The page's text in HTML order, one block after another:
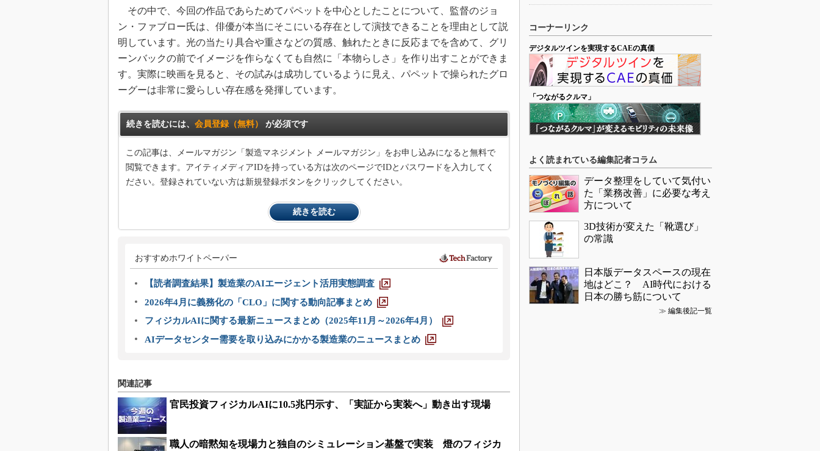
その中で、今回の作品であらためてパペットを中心としたことについて、監督のジョ
ン・ファブロー氏は、俳優が本当にそこにいる存在として演技できることを理由として説
明しています。光の当たり具合や重さなどの質感、触れたときに反応までを含めて、グリ
ーンバックの前でイメージを作らなくても自然に「本物らしさ」を作り出すことができま
す。実際に映画を見ると、その試みは成功しているように見え、パペットで操られたグロ
ーグーは非常に愛らしい存在感を発揮しています。
続きを読むには、 会員登録（無料） が必須です
この記事は、メールマガジン「製造マネジメント メールマガジン」をお申し込みになると無料で
閲覧できます。アイティメディアIDを持っている方は次のページでIDとパスワードを入力してく
ださい。登録されていない方は新規登録ボタンをクリックしてください。
続きを読む
おすすめホワイトペーパー
【読者調査結果】製造業のAIエージェント活用実態調査
2026年4月に義務化の「CLO」に関する動向記事まとめ
フィジカルAIに関する最新ニュースまとめ（2025年11月～2026年4月）
AIデータセンター需要を取り込みにかかる製造業のニュースまとめ
関連記事
官民投資フィジカルAIに10.5兆円示す、「実証から実装へ」動き出す現場
職人の暗黙知を現場力と独自のシミュレーション基盤で実装 燈のフィジカ
コーナーリンク
デジタルツインを実現するCAEの真価
「つながるクルマ」
よく読まれている編集記者コラム
データ整理をしていて気付い
た「業務改善」に必要な考え
方について
3D技術が変えた「靴選び」
の常識
日本版データスペースの現在
地はどこ？ AI時代における
日本の勝ち筋について
≫ 編集後記一覧